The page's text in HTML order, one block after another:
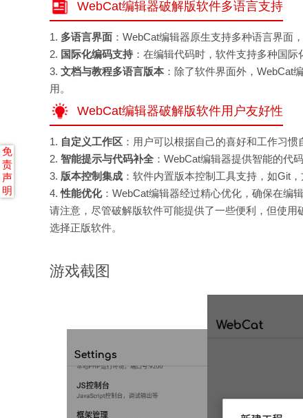
WebCat编辑器破解版软件多语言支持
1. 多语言界面 ：WebCat编辑器原生支持多种语言界面
2. 国际化编码支持：在编辑代码时，软件支持多种国际
3. 文档与教程多语言版本：除了软件界面外，WebCat
用。
WebCat编辑器破解版软件用户友好性
1. 自定义工作区 ：用户可以根据自己的喜好和工作习
2. 智能提示与代码补全 ：WebCat编辑器提供智能的代
3. 版本控制集成 ：软件内置版本控制工具支持，如Git
4.性能优化：WebCat编辑器经过精心优化，确保在编
请注意，尽管破解版软件可能提供了一些便利，但使
选择正版软件。
游戏截图
免
责
声
明